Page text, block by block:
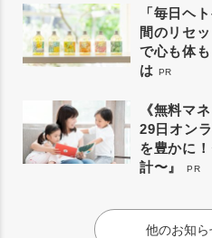
「毎日ヘ
間のリセ
で心も体
は PR
《無料マ
29日オン
を豊かに
計〜』
PR
他のお知ら